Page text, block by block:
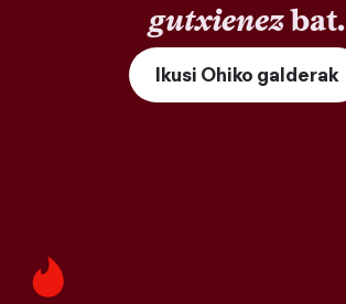
gutxienezbat.
Ikusi Ohiko galderak